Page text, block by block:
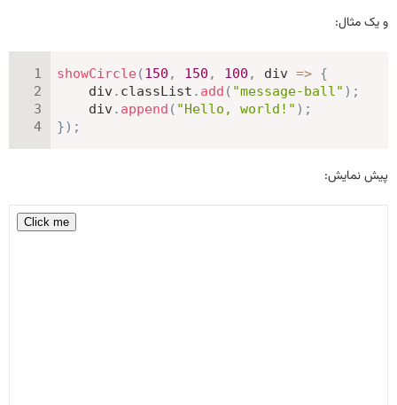
و یک مثال:
showCircle (150 , 150 , 100 , div => {
    div
. classList . add ( "message-ball" ) ;
    div
. append ( "Hello, world!" ) ;
}) ;
پیش نمایش: